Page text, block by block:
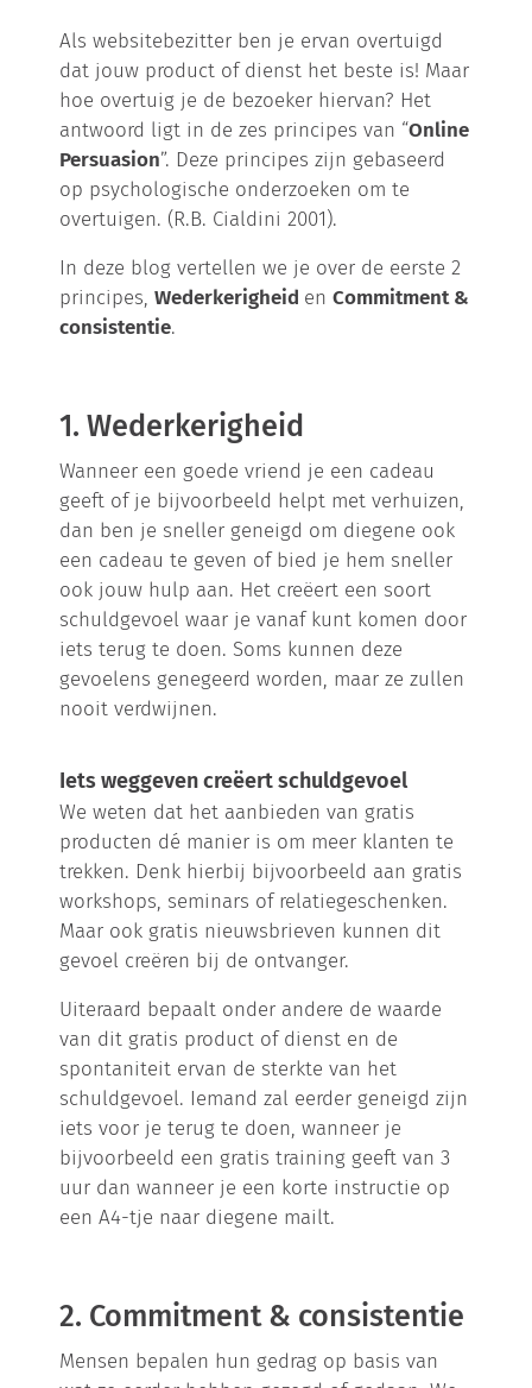
Als websitebezitter ben je ervan overtuigd
dat jouw product of dienst het beste is! Maar
hoe overtuig je de bezoeker hiervan? Het
antwoord ligt in de zes principes van “Online
Persuasion”. Deze principes zijn gebaseerd
op psychologische onderzoeken om te
overtuigen. (R.B. Cialdini 2001).
In deze blog vertellen we je over de eerste 2
principes,Wederkerigheid enCommitment &
consistentie.
1. Wederkerigheid
Wanneer een goede vriend je een cadeau
geeft of je bijvoorbeeld helpt met verhuizen,
dan ben je sneller geneigd om diegene ook
een cadeau te geven of bied je hem sneller
ook jouw hulp aan. Het creëert een soort
schuldgevoel waar je vanaf kunt komen door
iets terug te doen. Soms kunnen deze
gevoelens genegeerd worden, maar ze zullen
nooit verdwijnen.
Iets weggeven creëert schuldgevoel
We weten dat het aanbieden van gratis
producten dé manier is om meer klanten te
trekken. Denk hierbij bijvoorbeeld aan gratis
workshops, seminars of relatiegeschenken.
Maar ook gratis nieuwsbrieven kunnen dit
gevoel creëren bij de ontvanger.
Uiteraard bepaalt onder andere de waarde
van dit gratis product of dienst en de
spontaniteit ervan de sterkte van het
schuldgevoel. Iemand zal eerder geneigd zijn
iets voor je terug te doen, wanneer je
bijvoorbeeld een gratis training geeft van 3
uur dan wanneer je een korte instructie op
een A4-tje naar diegene mailt.
2. Commitment & consistentie
Mensen bepalen hun gedrag op basis van